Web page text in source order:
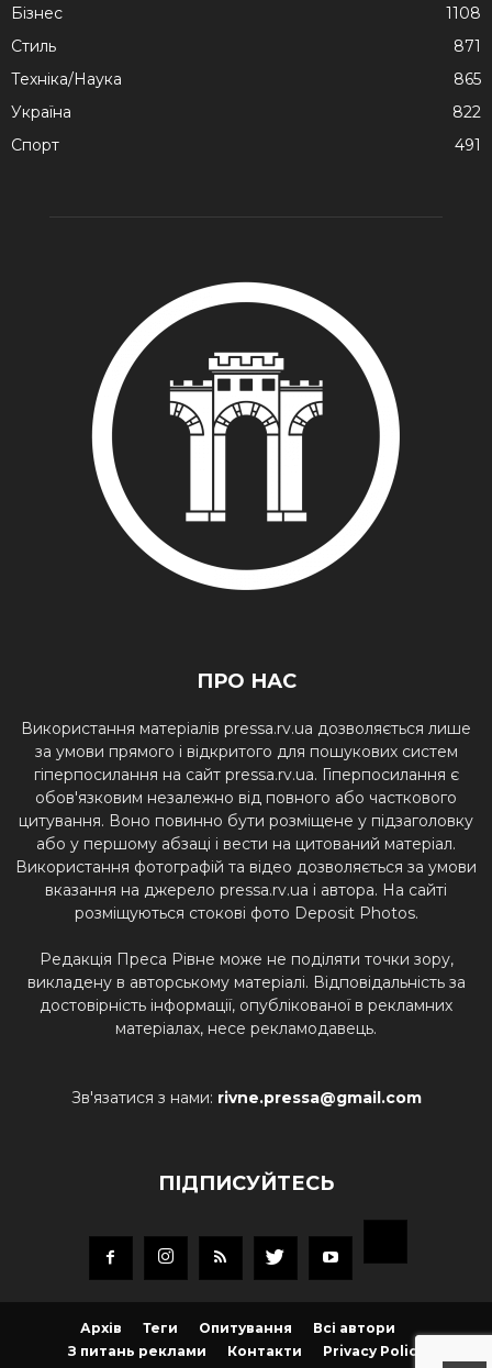
Бізнес
1108
Стиль
871
Техніка/Наука
865
Україна
822
Спорт
491
ПРО НАС
Використання матеріалів pressa.rv.ua дозволяється лише
за умови прямого і відкритого для пошукових систем
гіперпосилання на сайт pressa.rv.ua. Гіперпосилання є
обов'язковим незалежно від повного або часткового
цитування. Воно повинно бути розміщене у підзаголовку
або у першому абзаці і вести на цитований матеріал.
Використання фотографій та відео дозволяється за умови
вказання на джерело pressa.rv.ua і автора. На сайті
розміщуються стокові фото Deposit Photos.
Редакція Преса Рівне може не поділяти точки зору,
викладену в авторському матеріалі. Відповідальність за
достовірність інформації, опублікованої в рекламних
матеріалах, несе рекламодавець.
Зв'язатися з нами: rivne.pressa@gmail.com
ПІДПИСУЙТЕСЬ
Архів Теги Опитування
Всі автори
З питань реклами
Контакти Privacy Policy